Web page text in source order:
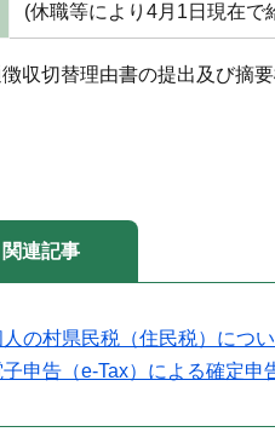
(休職等により4月1日現在で
収切替理由書の提出及び摘
関連記事
人の村県民税（住民税）につ
子申告（e-Tax）による確定申